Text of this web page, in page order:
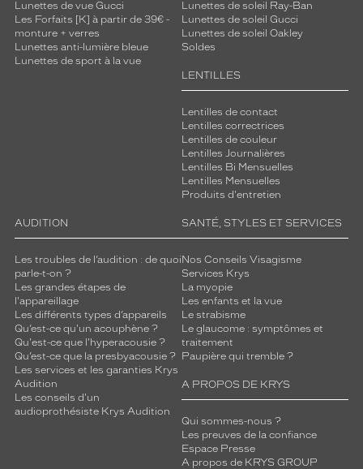
Lunettes de vue Gucci
Les Forfaits [K] à partir de 39€ -
monture + verres
Lunettes anti-lumière bleue
Lunettes de sport à la vue
Lunettes de soleil Ray-Ban
Lunettes de soleil Gucci
Lunettes de soleil Oakley
Soldes
LENTILLES
Lentilles de contact
Lentilles correctrices
Lentilles de couleur
Lentilles Journalières
Lentilles Bi Mensuelles
Lentilles Mensuelles
Produits d'entretien
AUDITION
Les troubles de l’audition : de quoi
parle-t-on ?
Les grandes étapes de
l'appareillage
Les différents types d’appareils
Qu’est-ce qu'un acouphène ?
Qu'est-ce que l'hyperacousie ?
Qu’est-ce que la presbyacousie ?
Les services et les garanties Krys
Audition
Les conseils d'un
audioprothésiste Krys Audition
SANTÉ, STYLES ET SERVICES
Nos Conseils Visagisme
Services Krys
La myopie
Les enfants et la vue
Le strabisme
Le glaucome : symptômes et
traitement
Paupière qui tremble ?
A PROPOS DE KRYS
Qui sommes-nous ?
Les preuves de la confiance
Espace Presse
A propos de KRYS GROUP